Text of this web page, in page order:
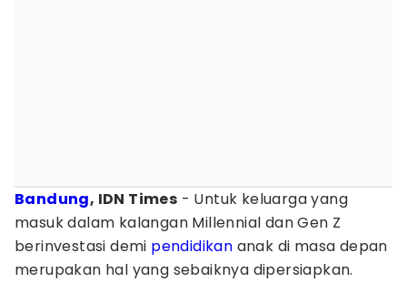
Bandung, IDN Times - Untuk keluarga yang
masuk dalam kalangan Millennial dan Gen Z
berinvestasi demi pendidikan anak di masa depan
merupakan hal yang sebaiknya dipersiapkan.